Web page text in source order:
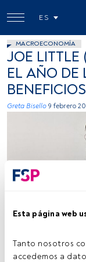
Esta página web
Tanto nosotros
accedemos a
ES
MACROECONOMÍA
JOE LITTLE
EL AÑO DE
Greta Bisello 9 febrero
Tiempo lectura: 4 min.